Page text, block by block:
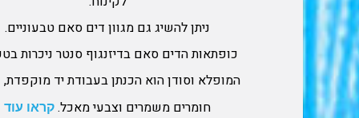
ניתן להשיג גם מגוון דים סאם טבעוניים.
כופתאות הדים סאם בדיזנגוף סנטר ניכרות
המופלא וסודן הוא הכנתן בעבודת יד מוקפדת,
חומרים משמרים וצבעי מאכל. קראו עוד